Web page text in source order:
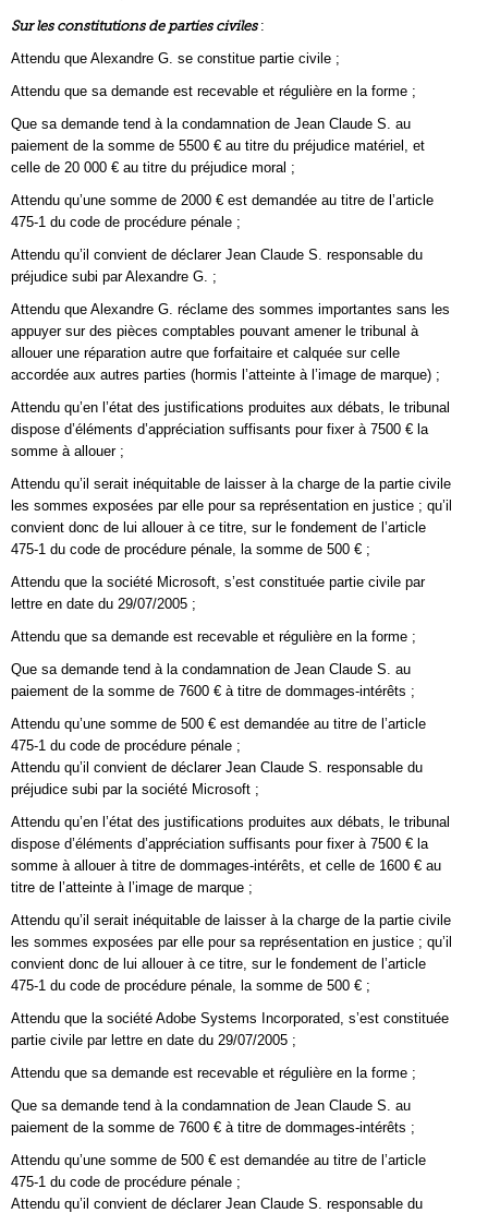
Sur les constitutions de parties civiles :
Attendu que Alexandre G. se constitue partie civile ;
Attendu que sa demande est recevable et régulière en la forme ;
Que sa demande tend à la condamnation de Jean Claude S. au
paiement de la somme de 5500 € au titre du préjudice matériel, et
celle de 20 000 € au titre du préjudice moral ;
Attendu qu’une somme de 2000 € est demandée au titre de l’article
475-1 du code de procédure pénale ;
Attendu qu’il convient de déclarer Jean Claude S. responsable du
préjudice subi par Alexandre G. ;
Attendu que Alexandre G. réclame des sommes importantes sans les
appuyer sur des pièces comptables pouvant amener le tribunal à
allouer une réparation autre que forfaitaire et calquée sur celle
accordée aux autres parties (hormis l’atteinte à l’image de marque) ;
Attendu qu’en l’état des justifications produites aux débats, le tribunal
dispose d’éléments d’appréciation suffisants pour fixer à 7500 € la
somme à allouer ;
Attendu qu’il serait inéquitable de laisser à la charge de la partie civile
les sommes exposées par elle pour sa représentation en justice ; qu’il
convient donc de lui allouer à ce titre, sur le fondement de l’article
475-1 du code de procédure pénale, la somme de 500 € ;
Attendu que la société Microsoft, s’est constituée partie civile par
lettre en date du 29/07/2005 ;
Attendu que sa demande est recevable et régulière en la forme ;
Que sa demande tend à la condamnation de Jean Claude S. au
paiement de la somme de 7600 € à titre de dommages-intérêts ;
Attendu qu’une somme de 500 € est demandée au titre de l’article
475-1 du code de procédure pénale ;
Attendu qu’il convient de déclarer Jean Claude S. responsable du
préjudice subi par la société Microsoft ;
Attendu qu’en l’état des justifications produites aux débats, le tribunal
dispose d’éléments d’appréciation suffisants pour fixer à 7500 € la
somme à allouer à titre de dommages-intérêts, et celle de 1600 € au
titre de l’atteinte à l’image de marque ;
Attendu qu’il serait inéquitable de laisser à la charge de la partie civile
les sommes exposées par elle pour sa représentation en justice ; qu’il
convient donc de lui allouer à ce titre, sur le fondement de l’article
475-1 du code de procédure pénale, la somme de 500 € ;
Attendu que la société Adobe Systems Incorporated, s’est constituée
partie civile par lettre en date du 29/07/2005 ;
Attendu que sa demande est recevable et régulière en la forme ;
Que sa demande tend à la condamnation de Jean Claude S. au
paiement de la somme de 7600 € à titre de dommages-intérêts ;
Attendu qu’une somme de 500 € est demandée au titre de l’article
475-1 du code de procédure pénale ;
Attendu qu’il convient de déclarer Jean Claude S. responsable du